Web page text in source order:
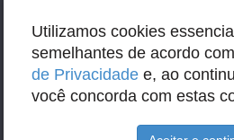
Utilizamos cookies
semelhantes de acordo
de Privacidade e, ao
você concorda com estas